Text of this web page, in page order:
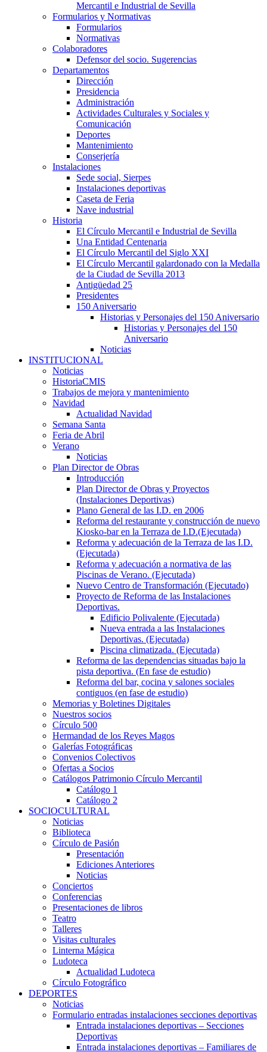
Mercantil e Industrial de Sevilla
Formularios y Normativas
Formularios
Normativas
Colaboradores
Defensor del socio. Sugerencias
Departamentos
Dirección
Presidencia
Administración
Actividades Culturales y Sociales y
Comunicación
Deportes
Mantenimiento
Conserjería
Instalaciones
Sede social, Sierpes
Instalaciones deportivas
Caseta de Feria
Nave industrial
Historia
El Círculo Mercantil e Industrial de Sevilla
Una Entidad Centenaria
El Círculo Mercantil del Siglo XXI
El Círculo Mercantil galardonado con la Medalla
de la Ciudad de Sevilla 2013
Antigüedad 25
Presidentes
150 Aniversario
Historias y Personajes del 150 Aniversario
Historias y Personajes del 150
Aniversario
Noticias
INSTITUCIONAL
Noticias
HistoriaCMIS
Trabajos de mejora y mantenimiento
Navidad
Actualidad Navidad
Semana Santa
Feria de Abril
Verano
Noticias
Plan Director de Obras
Introducción
Plan Director de Obras y Proyectos
(Instalaciones Deportivas)
Plano General de las I.D. en 2006
Reforma del restaurante y construcción de nuevo
Kiosko-bar en la Terraza de I.D.(Ejecutada)
Reforma y adecuación de la Terraza de las I.D.
(Ejecutada)
Reforma y adecuación a normativa de las
Piscinas de Verano. (Ejecutada)
Nuevo Centro de Transformación (Ejecutado)
Proyecto de Reforma de las Instalaciones
Deportivas.
Edificio Polivalente (Ejecutada)
Nueva entrada a las Instalaciones
Deportivas. (Ejecutada)
Piscina climatizada. (Ejecutada)
Reforma de las dependencias situadas bajo la
pista deportiva. (En fase de estudio)
Reforma del bar, cocina y salones sociales
contiguos (en fase de estudio)
Memorias y Boletines Digitales
Nuestros socios
Círculo 500
Hermandad de los Reyes Magos
Galerías Fotográficas
Convenios Colectivos
Ofertas a Socios
Catálogos Patrimonio Círculo Mercantil
Catálogo 1
Catálogo 2
SOCIOCULTURAL
Noticias
Biblioteca
Círculo de Pasión
Presentación
Ediciones Anteriores
Noticias
Conciertos
Conferencias
Presentaciones de libros
Teatro
Talleres
Visitas culturales
Linterna Mágica
Ludoteca
Actualidad Ludoteca
Círculo Fotográfico
DEPORTES
Noticias
Formulario entradas instalaciones secciones deportivas
Entrada instalaciones deportivas – Secciones
Deportivas
Entrada instalaciones deportivas – Familiares de